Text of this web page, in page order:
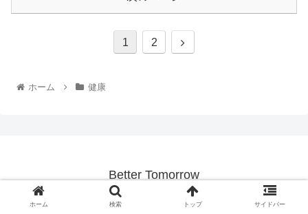
1 2
ホーム 健康
Better Tomorrow
© 2014 Better Tomorrow.
ホーム 検索 トップ サイドバー